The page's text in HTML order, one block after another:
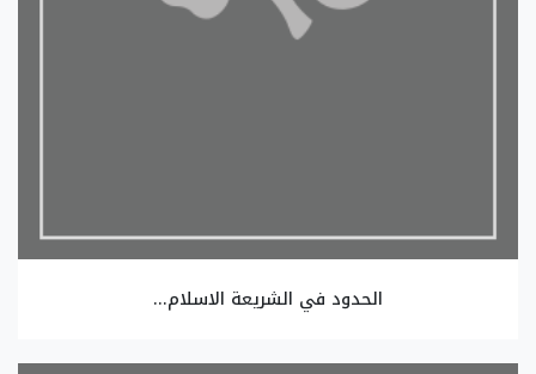
الحدود في الشريعة الاسلام...